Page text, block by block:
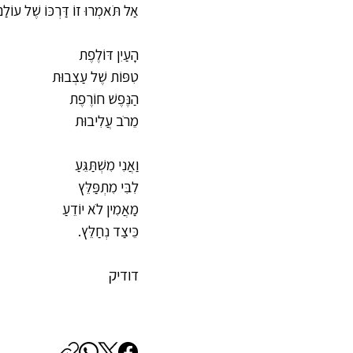
אַל תֹּאמְרוּ זוֹ דַּרְכּוֹ שֶׁל
הָעַיִן דּוֹלֶפֶת
טִפּוֹת שֶׁל עַצְבוּת
הַנֶּפֶשׁ חוֹרֶפֶת
מֵרֹב עֲלִיבוּת
וַאֲנִי מִשְׁתַּגֵּעַ
לִבִּי מִתְפַּלֵּץ
מַאֲמִין לֹא יוֹדֵעַ
כֵּיצַד נְחַלֵּץ.
דודיק